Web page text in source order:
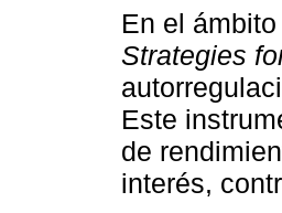
En el
Strategies
Este
de
interés,